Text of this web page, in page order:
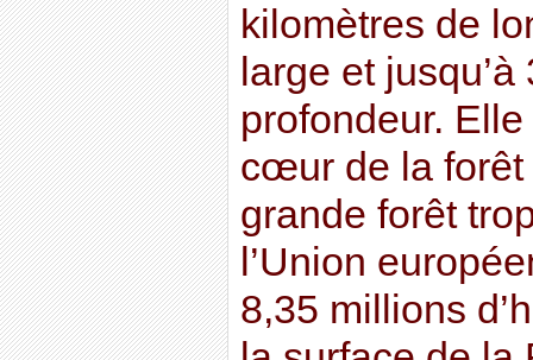
kilomètres de
large et
profondeur.
cœur de la forêt
grande forêt
l’Union
8,35 millions